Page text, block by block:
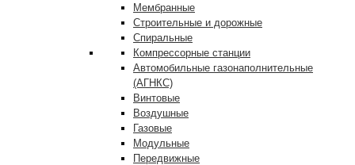
Мембранные
Строительные и дорожные
Спиральные
Компрессорные станции
Автомобильные газонаполнительные
(АГНКС)
Винтовые
Воздушные
Газовые
Модульные
Передвижные